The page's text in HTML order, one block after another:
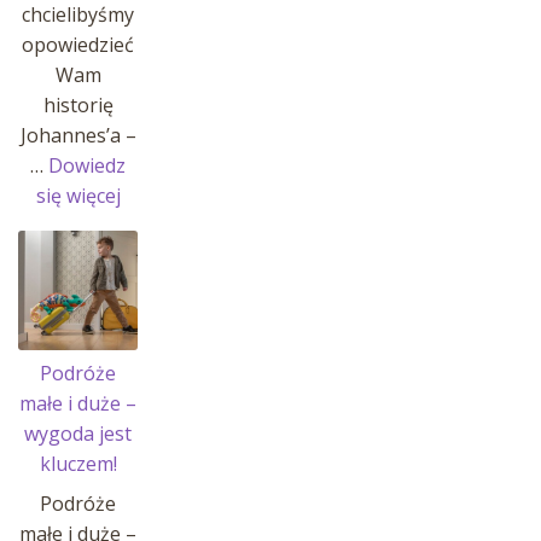
chcielibyśmy
opowiedzieć
Wam
historię
Johannes’a –
… Dowiedz
się więcej:
Historia
Johannes’a
i
jego
pasji!
Podróże
małe i duże –
wygoda jest
kluczem!
Podróże
małe i duże –